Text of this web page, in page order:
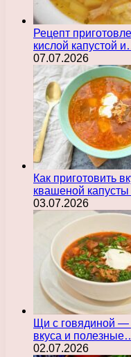
Рецепт
кислой капустой
07.07.2026
Как приготовить
квашеной
03.07.2026
Щи с говядиной —
вкуса и
02.07.2026